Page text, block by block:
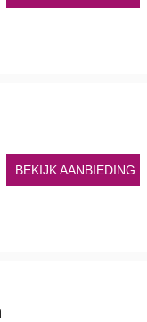
BEKIJK AANBIEDING